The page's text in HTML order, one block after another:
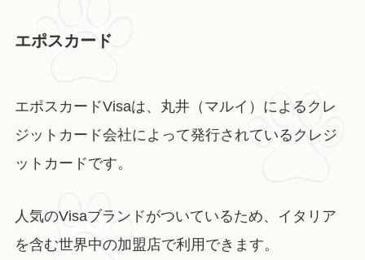
エポスカード
エポスカードVisaは、丸井（マルイ）によるクレ
ジットカード会社によって発行されているクレジ
ットカードです。
人気のVisaブランドがついているため、イタリア
を含む世界中の加盟店で利用できます。